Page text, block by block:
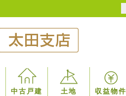
中古戸建 土地 収益物件